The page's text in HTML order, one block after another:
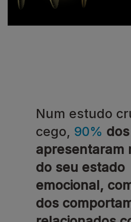
Num estudo
cego, 90%
apresentaram
do seu estado
emocional,
dos